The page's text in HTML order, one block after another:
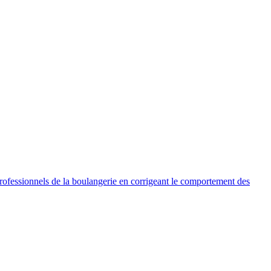
de la boulangerie en corrigeant le comportement des